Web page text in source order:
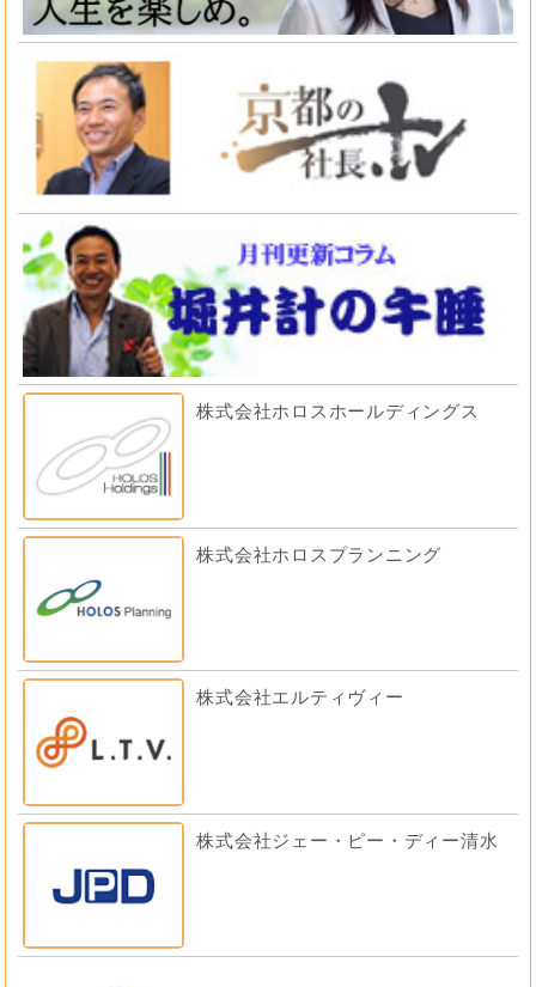
株式会社ホロスホールディングス
株式会社ホロスプランニング
株式会社エルティヴィー
株式会社ジェー・ピー・ディー清水